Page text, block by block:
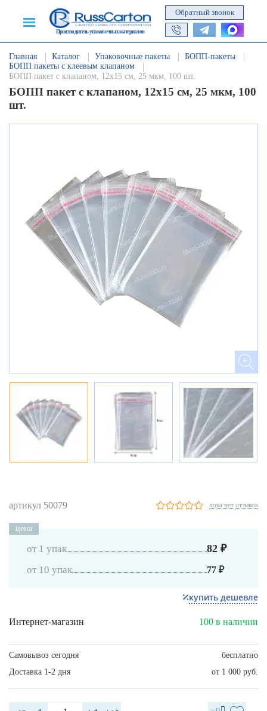
Производитель упаковочных материалов
Обратный звонок
Главная Каталог Упаковочные пакеты
БОПП-пакеты
БОПП пакеты с клеевым клапаном
БОПП пакет с клапаном, 12х15 см, 25 мкм, 100 шт.
БОПП пакет с клапаном, 12х15 см, 25 мкм, 100
шт.
артикул 50079 пока нет отзывов
цена
от 1 упак 82 ₽
от 10 упак 77 ₽
купить дешевле
Интернет-магазин 100 в наличии
Самовывоз сегодня
бесплатно
Доставка 1-2 дня
от 1 000 руб.